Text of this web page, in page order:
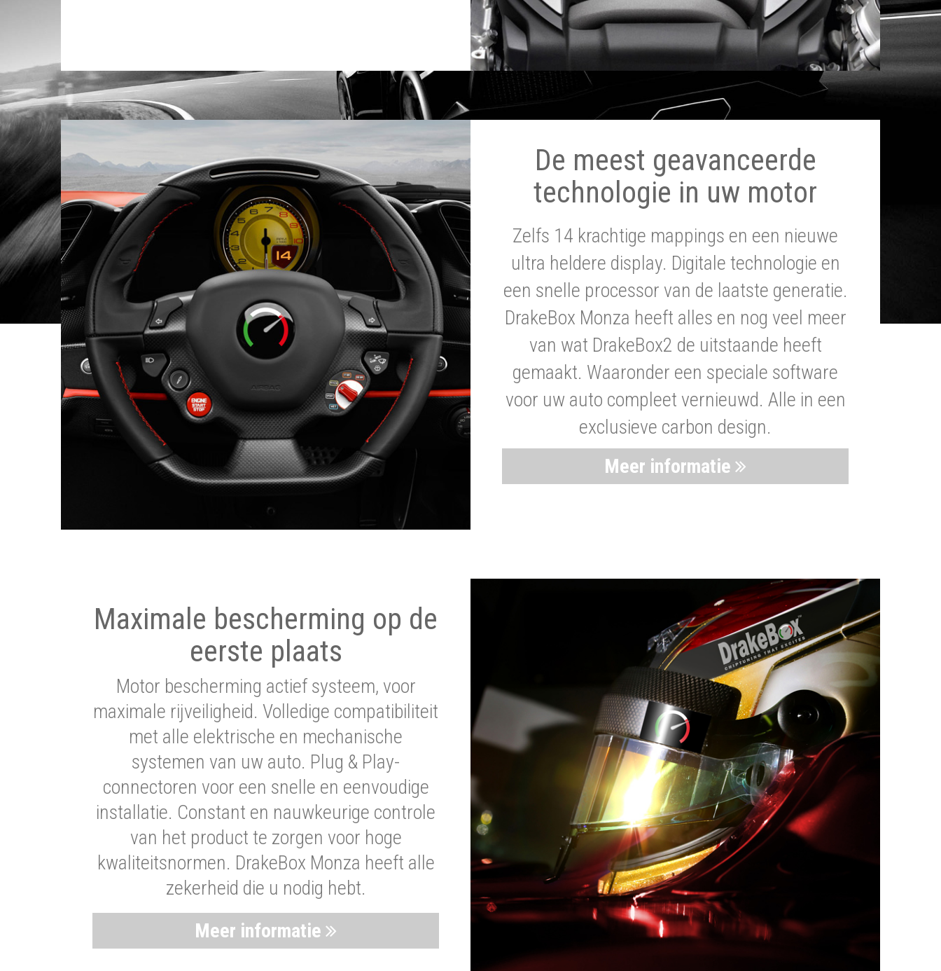
De meest geavanceerde
technologie in uw motor
Zelfs 14 krachtige mappings en een nieuwe
ultra heldere display. Digitale technologie en
een snelle processor van de laatste generatie.
DrakeBox Monza heeft alles en nog veel meer
van wat DrakeBox2 de uitstaande heeft
gemaakt. Waaronder een speciale software
voor uw auto compleet vernieuwd. Alle in een
exclusieve carbon design.
Meer informatie
Maximale bescherming op de
eerste plaats
Motor bescherming actief systeem, voor
maximale rijveiligheid. Volledige compatibiliteit
met alle elektrische en mechanische
systemen van uw auto. Plug & Play-
connectoren voor een snelle en eenvoudige
installatie. Constant en nauwkeurige controle
van het product te zorgen voor hoge
kwaliteitsnormen. DrakeBox Monza heeft alle
zekerheid die u nodig hebt.
Meer informatie